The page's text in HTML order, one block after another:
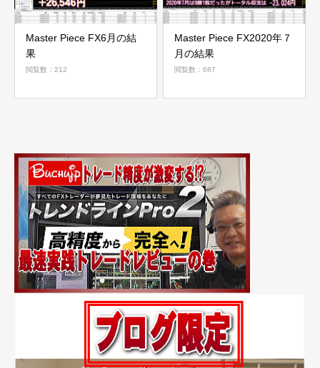
Master Piece FX6月の結
果
閲覧数：212
Master Piece FX2020年７
月の結果
閲覧数：687